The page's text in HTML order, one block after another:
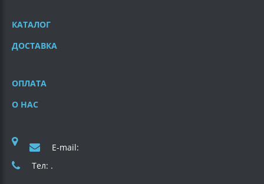
КАТАЛОГ
ДОСТАВКА
ОПЛАТА
О НАС
E-mail:
Тел: .